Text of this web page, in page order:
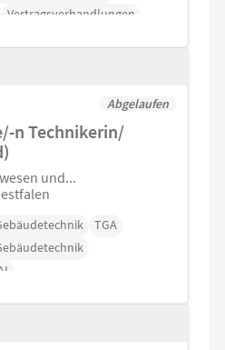
Vertragsverhandlungen
Abgelaufen
n Technikerin/
und...
TGA